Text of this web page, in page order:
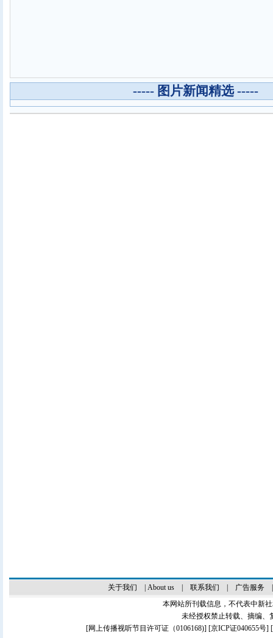
----- 图片新闻精选 -----
关于我们 About us| 联系我们 广告服务
本网站所刊载信息，不代表中新
未经授权禁止转载、摘编、
[网上传播视听节目许可证（0106168)] [京ICP证040655号]